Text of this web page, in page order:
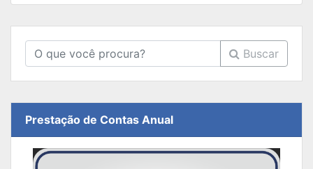
Buscar
Prestação de Contas Anual